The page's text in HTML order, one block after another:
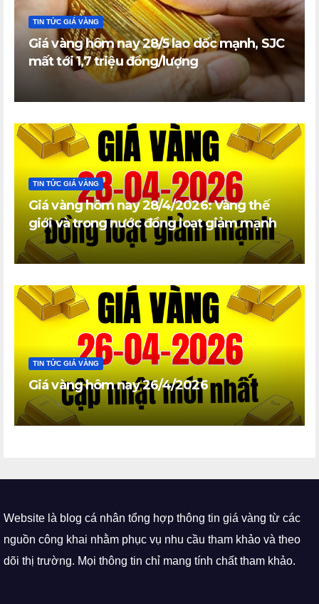
TIN TỨC GIÁ VÀNG
Giá vàng hôm nay 28/5 lao dốc mạnh, SJC
mất tới 1,7 triệu đồng/lượng
TIN TỨC GIÁ VÀNG
Giá vàng hôm nay 28/4/2026: Vàng thế
giới và trong nước đồng loạt giảm mạnh
TIN TỨC GIÁ VÀNG
Giá vàng hôm nay 26/4/2026
Website là blog cá nhân tổng hợp thông tin giá vàng từ các
nguồn công khai nhằm phục vụ nhu cầu tham khảo và theo
dõi thị trường. Mọi thông tin chỉ mang tính chất tham khảo.